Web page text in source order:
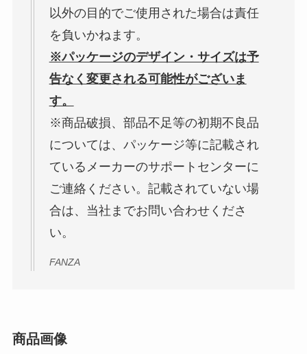
以外の目的でご使用された場合は責任
を負いかねます。
※パッケージのデザイン・サイズは予
告なく変更される可能性がございま
す。
※商品破損、部品不足等の初期不良品
については、パッケージ等に記載され
ているメーカーのサポートセンターに
ご連絡ください。記載されていない場
合は、当社までお問い合わせくださ
い。
FANZA
商品画像